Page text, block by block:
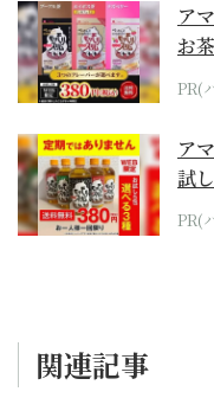
ア
お茶
PR(
ア
試し
PR(
関連記事